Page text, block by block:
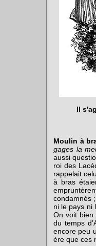
Il
Moulin à
gages la
aussi
roi des
rappelait
à bras
condamnés
ni le pays ni
On voit bien
du temps
encore peu
ère que ces